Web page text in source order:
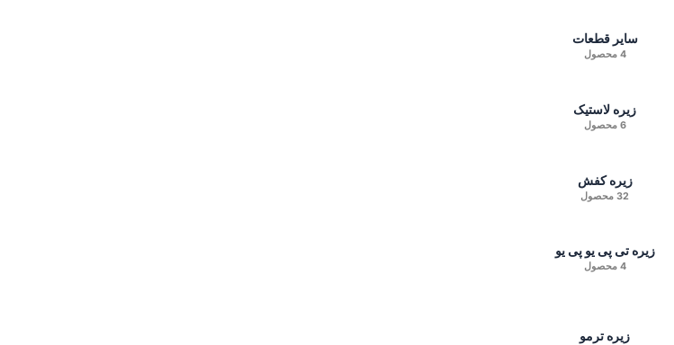
سایر قطعات
4 محصول
زیره لاستیک
6 محصول
زیره کفش
32 محصول
زیره تی پی یو پی یو
4 محصول
زیره ترمو